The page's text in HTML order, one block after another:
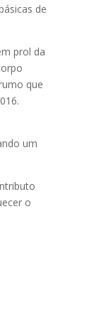
de
prol da
que
um
o